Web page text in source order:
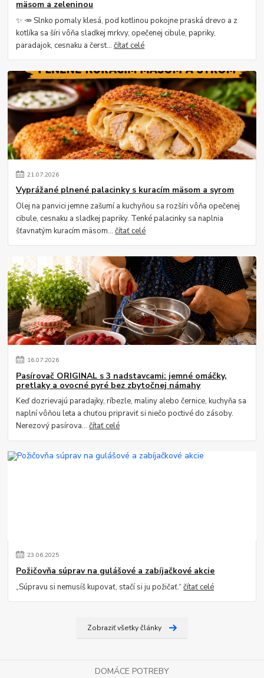
mäsom a zeleninou
✨ 🥕 Slnko pomaly klesá, pod kotlinou pokojne praská drevo a z
kotlíka sa šíri vôňa sladkej mrkvy, opečenej cibule, papriky,
paradajok, cesnaku a čerst...čítať celé
21.07.2026
Vyprážané plnené palacinky s kuracím mäsom a syrom
Olej na panvici jemne zašumí a kuchyňou sa rozšíri vôňa opečenej
cibule, cesnaku a sladkej papriky. Tenké palacinky sa naplnia
šťavnatým kuracím mäsom...čítať celé
16.07.2026
Pasírovač ORIGINAL s 3 nadstavcami: jemné omáčky,
pretlaky a ovocné pyré bez zbytočnej námahy
Keď dozrievajú paradajky, ríbezle, maliny alebo černice, kuchyňa sa
naplní vôňou leta a chuťou pripraviť si niečo poctivé do zásoby.
Nerezový pasírova...čítať celé
23.06.2025
Požičovňa súprav na gulášové a zabíjačkové akcie
„Súpravu si nemusíš kupovať, stačí si ju požičať.“čítať celé
Zobraziť všetky články
DOMÁCE POTREBY